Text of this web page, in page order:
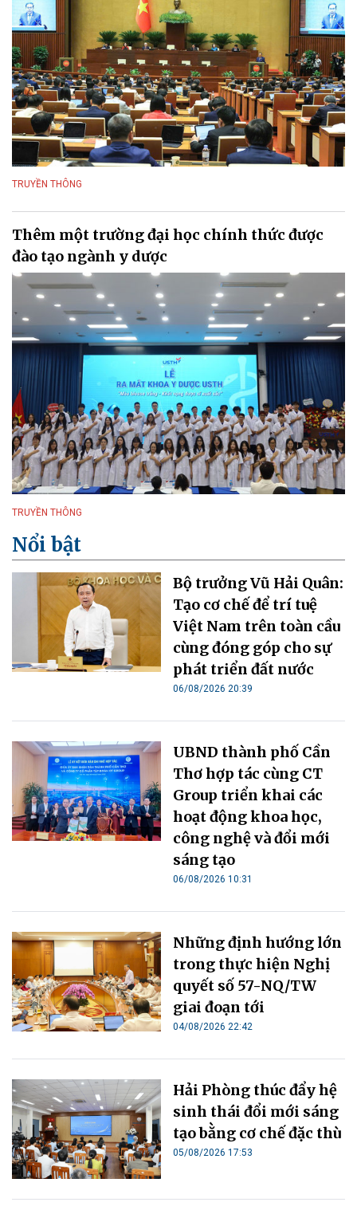
TRUYỀN THÔNG
Thêm một trường đại học chính thức được
đào tạo ngành y dược
TRUYỀN THÔNG
Nổi bật
Bộ trưởng Vũ Hải Quân:
Tạo cơ chế để trí tuệ
Việt Nam trên toàn cầu
cùng đóng góp cho sự
phát triển đất nước
06/08/2026 20:39
UBND thành phố Cần
Thơ hợp tác cùng CT
Group triển khai các
hoạt động khoa học,
công nghệ và đổi mới
sáng tạo
06/08/2026 10:31
Những định hướng lớn
trong thực hiện Nghị
quyết số 57-NQ/TW
giai đoạn tới
04/08/2026 22:42
Hải Phòng thúc đẩy hệ
sinh thái đổi mới sáng
tạo bằng cơ chế đặc thù
05/08/2026 17:53